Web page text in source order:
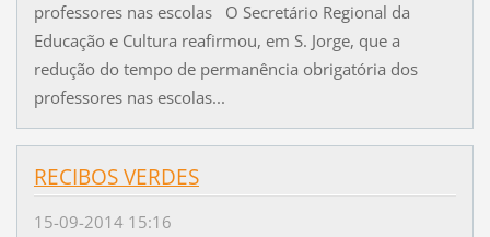
professores nas escolas O Secretário Regional da
Educação e Cultura reafirmou, em S. Jorge, que a
redução do tempo de permanência obrigatória dos
professores nas escolas...
RECIBOS VERDES
15-09-2014 15:16